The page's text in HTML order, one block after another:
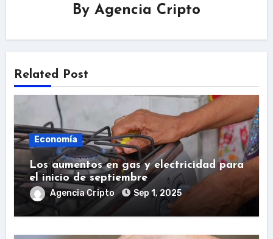
By Agencia Cripto
Related Post
Economía
Los aumentos en gas y electricidad para
el inicio de septiembre
Agencia Cripto Sep 1, 2025